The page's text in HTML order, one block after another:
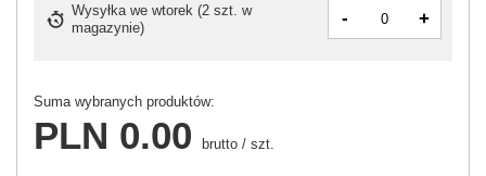
Wysyłka we wtorek (2 szt. w
magazynie) - +
Suma wybranych produktów:
PLN 0.00 brutto / szt.